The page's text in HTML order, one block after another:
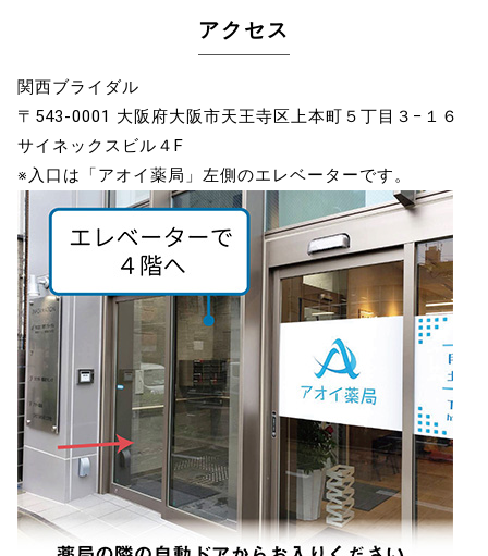
アクセス
関西ブライダル
〒543-0001 大阪府大阪市天王寺区上本町５丁目３−１６
サイネックスビル４F
※入口は「アオイ薬局」左側のエレベーターです。